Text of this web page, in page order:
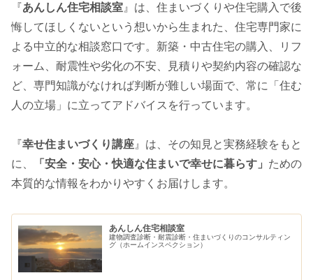
『あんしん住宅相談室 』は、住まいづくりや住宅購入で後
悔してほしくないという想いから生まれた、住宅専門家に
よる中立的な相談窓口です。新築・中古住宅の購入、リフ
ォーム、耐震性や劣化の不安、見積りや契約内容の確認な
ど、専門知識がなければ判断が難しい場面で、常に「住む
人の立場」に立ってアドバイスを行っています。
『幸せ住まいづくり講座 』は、その知見と実務経験をもと
に、
「安全・安心・快適な住まいで幸せに暮らす」 ための
本質的な情報をわかりやすくお届けします。
あんしん住宅相談室
建物調査診断・耐震診断・住まいづくりのコンサルティン
グ（ホームインスペクション）